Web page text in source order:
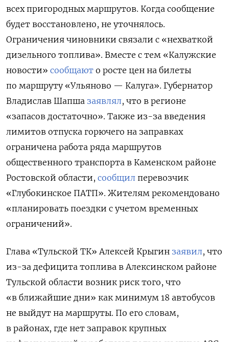
всех пригородных маршрутов. Когда сообщение
будет восстановлено, не уточнялось.
Ограничения чиновники связали с «нехваткой
дизельного топлива». Вместе с тем «Калужские
новости» сообщают о росте цен на билеты
по маршруту «Ульяново — Калуга». Губернатор
Владислав Шапша заявлял, что в регионе
«запасов достаточно». Также из-за введения
лимитов отпуска горючего на заправках
ограничена работа ряда маршрутов
общественного транспорта в Каменском районе
Ростовской области, сообщил перевозчик
«Глубокинское ПАТП». Жителям рекомендовано
«планировать поездки с учетом временных
ограничений».
Глава «Тульской ТК» Алексей Крыгин заявил, что
из-за дефицита топлива в Алексинском районе
Тульской области возник риск того, что
«в ближайшие дни» как минимум 18 автобусов
не выйдут на маршруты. По его словам,
в районах, где нет заправок крупных